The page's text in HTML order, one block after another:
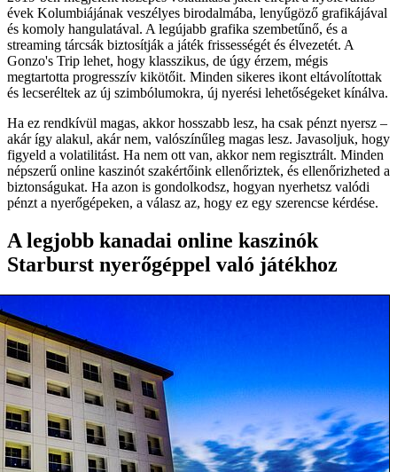
évek Kolumbiájának veszélyes birodalmába, lenyűgöző grafikájával
és komoly hangulatával. A legújabb grafika szembetűnő, és a
streaming tárcsák biztosítják a játék frissességét és élvezetét. A
Gonzo's Trip lehet, hogy klasszikus, de úgy érzem, mégis
megtartotta progresszív kikötőit. Minden sikeres ikont eltávolítottak
és lecseréltek az új szimbólumokra, új nyerési lehetőségeket kínálva.
Ha ez rendkívül magas, akkor hosszabb lesz, ha csak pénzt nyersz –
akár így alakul, akár nem, valószínűleg magas lesz. Javasoljuk, hogy
figyeld a volatilitást. Ha nem ott van, akkor nem regisztrált. Minden
népszerű online kaszinót szakértőink ellenőriztek, és ellenőrizheted a
biztonságukat. Ha azon is gondolkodsz, hogyan nyerhetsz valódi
pénzt a nyerőgépeken, a válasz az, hogy ez egy szerencse kérdése.
A legjobb kanadai online kaszinók
Starburst nyerőgéppel való játékhoz